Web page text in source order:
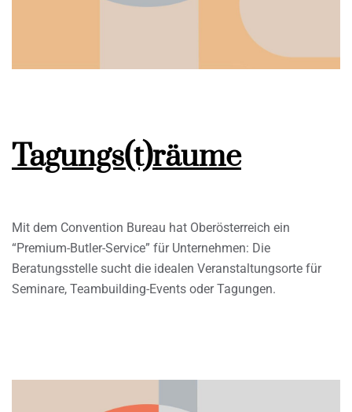
Tagungs(t)räume
Mit dem Convention Bureau hat Oberösterreich ein
“Premium-Butler-Service” für Unternehmen: Die
Beratungsstelle sucht die idealen Veranstaltungsorte für
Seminare, Teambuilding-Events oder Tagungen.